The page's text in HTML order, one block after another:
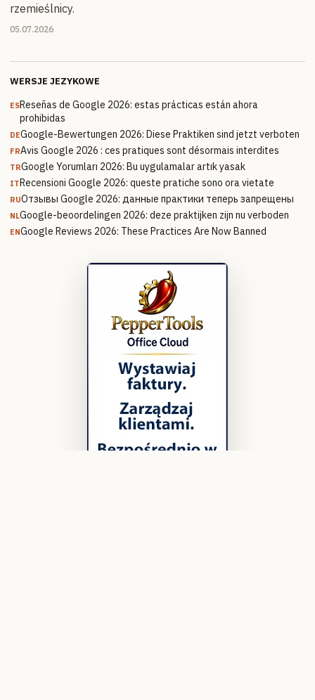
rzemieślnicy.
05.07.2026
WERSJE JEZYKOWE
ESReseñas de Google 2026: estas prácticas están ahora
prohibidas
DEGoogle-Bewertungen 2026: Diese Praktiken sind jetzt verboten
FRAvis Google 2026 : ces pratiques sont désormais interdites
TRGoogle Yorumları 2026: Bu uygulamalar artık yasak
ITRecensioni Google 2026: queste pratiche sono ora vietate
RUОтзывы Google 2026: данные практики теперь запрещены
NLGoogle-beoordelingen 2026: deze praktijken zijn nu verboden
ENGoogle Reviews 2026: These Practices Are Now Banned